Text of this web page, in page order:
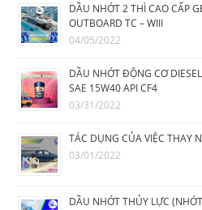
DẦU NHỚT 2 THÌ CAO CẤP
OUTBOARD TC – WIII
04/05/2022
DẦU NHỚT ĐỘNG CƠ
SAE 15W40 API CF4
03/31/2022
TÁC DỤNG CỦA VIỆC THAY
03/01/2022
DẦU NHỚT THỦY LỰC